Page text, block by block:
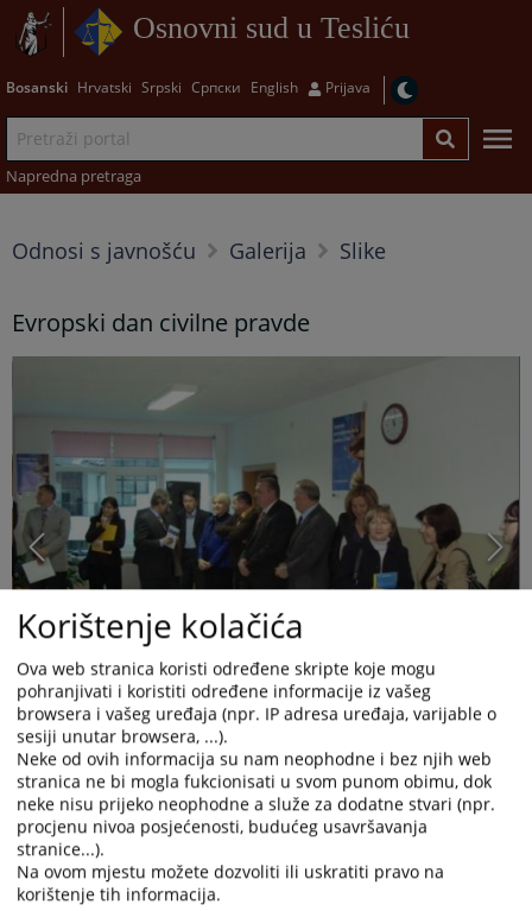
Osnovni sud u Tesliću
Bosanski Hrvatski Srpski Српски English Prijava
Napredna pretraga
Odnosi s javnošću Galerija Slike
Evropski dan civilne pravde
Korištenje kolačića
Ova web stranica koristi određene skripte koje mogu
pohranjivati i koristiti određene informacije iz vašeg
browsera i vašeg uređaja (npr. IP adresa uređaja, varijable o
sesiji unutar browsera, ...).
Neke od ovih informacija su nam neophodne i bez njih web
stranica ne bi mogla fukcionisati u svom punom obimu, dok
neke nisu prijeko neophodne a služe za dodatne stvari (npr.
procjenu nivoa posjećenosti, budućeg usavršavanja
stranice...).
Na ovom mjestu možete dozvoliti ili uskratiti pravo na
korištenje tih informacija.